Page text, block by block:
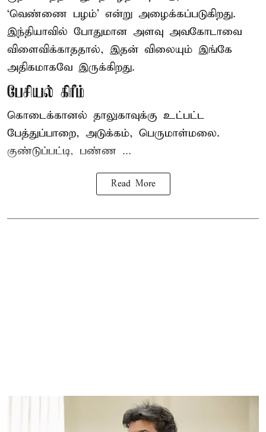
‘வெண்ணை பழம்’ என்று அழைக்கப்படுகிறது.
இந்தியாவில் போதுமான அளவு அவகோடாவை
விளைவிக்காததால், இதன் விலையும் இங்கே
அதிகமாகவே இருக்கிறது.
பேசியல் கிரீம்
கொடைக்கானல் தாலுகாவுக்கு உட்பட்ட
பேத்துப்பாறை, அடுக்கம், பெருமாள்மலை.
குண்டுப்பட்டி, பண்ண ...
Read More